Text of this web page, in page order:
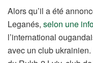
Alors qu’il a été
Leganés, selon une
l’international
avec un club